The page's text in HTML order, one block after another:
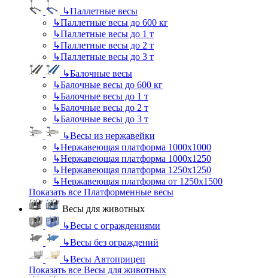
↳Паллетные весы
↳Паллетные весы до 600 кг
↳Паллетные весы до 1 т
↳Паллетные весы до 2 т
↳Паллетные весы до 3 т
↳Балочные весы
↳Балочные весы до 600 кг
↳Балочные весы до 1 т
↳Балочные весы до 2 т
↳Балочные весы до 3 т
↳Весы из нержавейки
↳Нержавеющая платформа 1000х1000
↳Нержавеющая платформа 1000х1250
↳Нержавеющая платформа 1250х1250
↳Нержавеющая платформа от 1250х1500
Показать все Платформенные весы
Весы для животных
↳Весы с ограждениями
↳Весы без ограждений
↳Весы Автоприцеп
Показать все Весы для животных